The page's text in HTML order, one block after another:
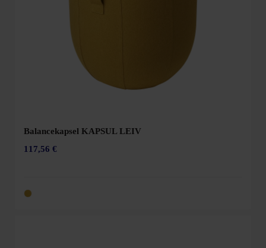
Balancekapsel KAPSUL LEIV
117,56 €